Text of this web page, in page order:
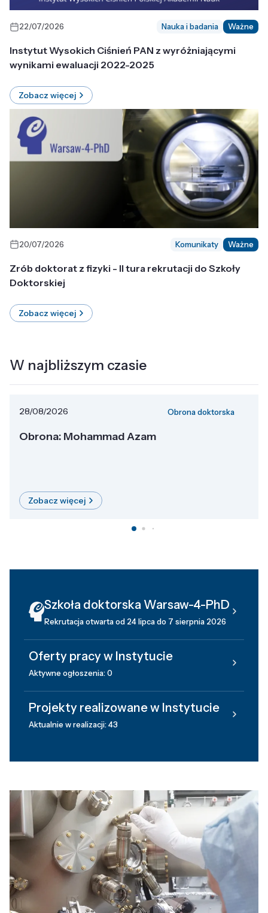
22/07/2026 Nauka i badania Ważne
Instytut Wysokich Ciśnień PAN z wyróżniającymi
wynikami ewaluacji 2022-2025
Zobacz więcej
20/07/2026 Komunikaty Ważne
Zrób doktorat z fizyki - II tura rekrutacji do Szkoły
Doktorskiej
Zobacz więcej
W najbliższym czasie
28/08/2026 Obrona doktorska
Obrona: Mohammad Azam
Zobacz więcej
Szkoła doktorska Warsaw-4-PhD
Rekrutacja otwarta od 24 lipca do 7 sierpnia 2026
Oferty pracy w Instytucie
Aktywne ogłoszenia: 0
Projekty realizowane w Instytucie
Aktualnie w realizacji: 43